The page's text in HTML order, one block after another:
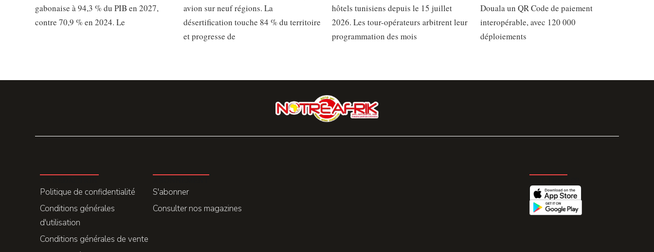
gabonaise à 94,3 % du PIB en 2027,
contre 70,9 % en 2024. Le
avion sur neuf régions. La
désertification touche 84 % du territoire
et progresse de
hôtels tunisiens depuis le 15 juillet
2026. Les tour-opérateurs arbitrent leur
programmation des mois
Douala un QR Code de paiement
interopérable, avec 120 000
déploiements
Politique de confidentialité
Conditions générales
d'utilisation
Conditions générales de vente
S'abonner
Consulter nos magazines